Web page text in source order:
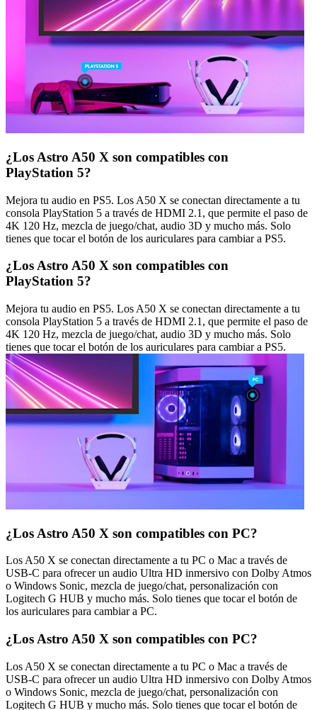
¿Los Astro A50 X son compatibles con
PlayStation 5?
Mejora tu audio en PS5. Los A50 X se conectan directamente a tu
consola PlayStation 5 a través de HDMI 2.1, que permite el paso de
4K 120 Hz, mezcla de juego/chat, audio 3D y mucho más. Solo
tienes que tocar el botón de los auriculares para cambiar a PS5.
¿Los Astro A50 X son compatibles con
PlayStation 5?
Mejora tu audio en PS5. Los A50 X se conectan directamente a tu
consola PlayStation 5 a través de HDMI 2.1, que permite el paso de
4K 120 Hz, mezcla de juego/chat, audio 3D y mucho más. Solo
tienes que tocar el botón de los auriculares para cambiar a PS5.
¿Los Astro A50 X son compatibles con PC?
Los A50 X se conectan directamente a tu PC o Mac a través de
USB-C para ofrecer un audio Ultra HD inmersivo con Dolby Atmos
o Windows Sonic, mezcla de juego/chat, personalización con
Logitech G HUB y mucho más. Solo tienes que tocar el botón de
los auriculares para cambiar a PC.
¿Los Astro A50 X son compatibles con PC?
Los A50 X se conectan directamente a tu PC o Mac a través de
USB-C para ofrecer un audio Ultra HD inmersivo con Dolby Atmos
o Windows Sonic, mezcla de juego/chat, personalización con
Logitech G HUB y mucho más. Solo tienes que tocar el botón de